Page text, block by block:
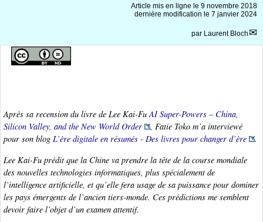
Article mis en ligne le 9 novembre 2018
dernière modification le 7 janvier 2024
par Laurent Bloch
Après sa recension du livre de Lee Kai-FuAI Super-Powers – China,
Silicon Valley, and the New World Order
, Fatie Toko m’a interviewé
pour son blog L’ère digitale en résumés - Des livres pour changer d’ère
.
Lee Kai-Fu prédit que la Chine va prendre la tête de la course mondiale
des nouvelles technologies informatiques, plus spécialement de
l’intelligence artificielle, et qu’elle fera usage de sa puissance pour dominer
les pays émergents de l’ancien tiers-monde. Ces prédictions me semblent
devoir faire l’objet d’un examen attentif.